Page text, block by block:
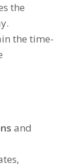
the
the time-
and